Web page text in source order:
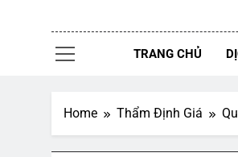
TRANG CHỦ
Home Thẩm Định Giá